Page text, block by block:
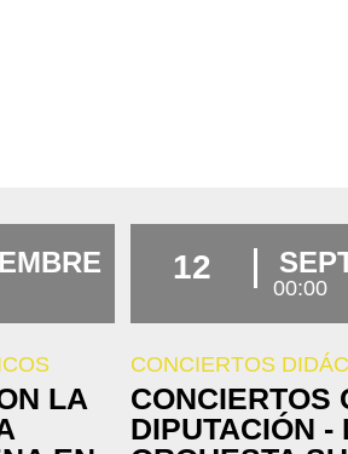
LA
12
00:00
CONCIERTOS
CONCIERTOS
DIPUTACIÓN -